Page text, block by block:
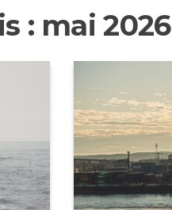
: mai 2026